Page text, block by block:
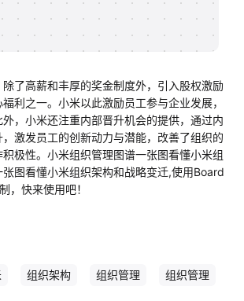
了高薪和丰厚的奖金制度外，引入股权激励
利之一。小米以此激励员工参与企业发展，
，小米还注重内部晋升机会的提供，通过内
激发员工的创新动力与潜能，改善了组织的
极性。小米组织管理图谱一张图看懂小米组
图看懂小米组织架构和战略变迁,使用Board
，快来使用吧！
组织架构 组织管理 组织管理